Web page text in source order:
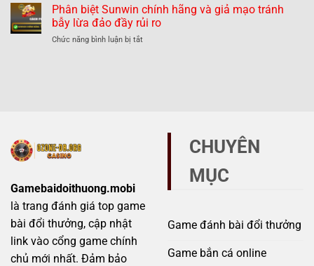
thế
nào?
giả
mạo
Những
biệt
789Club
chính
hãng
Phân biệt Sunwin chính hãng và giả mạo tránh
bẫy lừa đảo đầy rủi ro
Chức năng bình luận bị tắt
rủi
Gamebaidoithuong.mobi
là trang đánh giá top game
bài đổi thưởng, cập nhật
link vào cổng game chính
chủ mới nhất. Đảm bảo
CHUYÊN
MỤC
Game đánh bài đổi thưởng
Game bắn cá online